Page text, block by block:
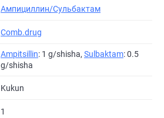
Ампициллин/Сульбактам
Comb.drug
Ampitsillin: 1 g/shisha, Sulbaktam: 0.5
g/shisha
Kukun
1